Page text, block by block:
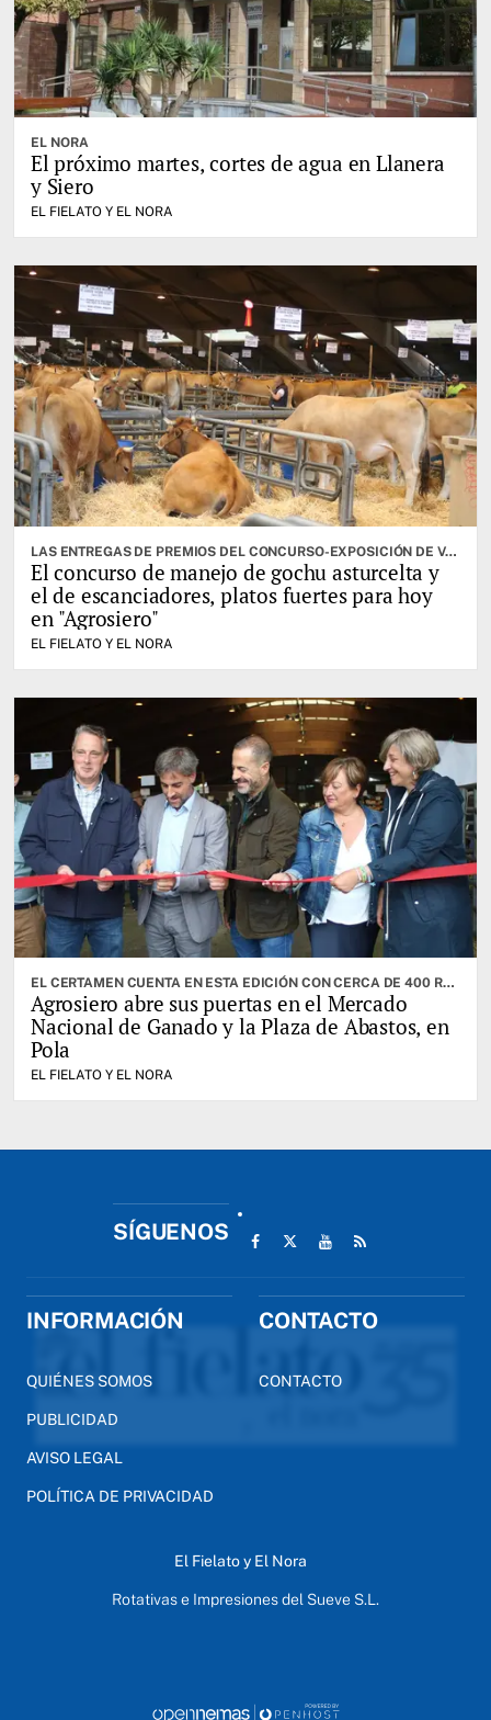
EL NORA
El próximo martes, cortes de agua en Llanera
y Siero
EL FIELATO Y EL NORA
LAS ENTREGAS DE PREMIOS DEL CONCURSO-EXPOSICIÓN DE VACUNO SELECTO, OTRA DE LAS CITAS IMPORTANTES
El concurso de manejo de gochu asturcelta y
el de escanciadores, platos fuertes para hoy
en "Agrosiero"
EL FIELATO Y EL NORA
EL CERTAMEN CUENTA EN ESTA EDICIÓN CON CERCA DE 400 RESES. CABRANES ES EL CONCEJO INVITADO
Agrosiero abre sus puertas en el Mercado
Nacional de Ganado y la Plaza de Abastos, en
Pola
EL FIELATO Y EL NORA
SÍGUENOS
INFORMACIÓN
QUIÉNES SOMOS
PUBLICIDAD
AVISO LEGAL
POLÍTICA DE PRIVACIDAD
CONTACTO
CONTACTO
El Fielato y El Nora
Rotativas e Impresiones del Sueve S.L.